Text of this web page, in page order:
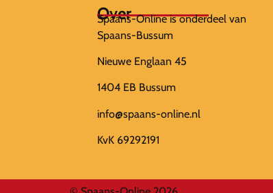
Over
Spaans-Online is onderdeel van
Spaans-Bussum
Nieuwe Englaan 45
1404 EB Bussum
info@spaans-online.nl
KvK 69292191